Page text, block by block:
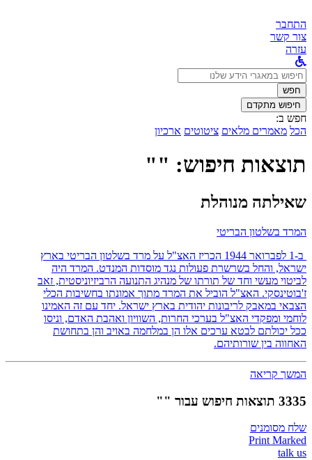
התחבר
צור קשר
עזרה
לחפש
ב:חפש
חיפוש מתקדם
חפש ב:
הכל מאמרים מלאים ציטוטים ארכיון
תוצאות חיפוש: ""
שאילתה מנוהלת
המרד בשלטון הבריטי
ב-1 לפברואר 1944 הכריז האצ"ל על מרד בשלטון הבריטי בארץ
ישראל, והחל בשרשרת פעולות נגד מוסדות המנדט. המרד היה
לביטוי מעשי וחד של תורתו של מנהיג התנועה הרביזיוניסטית, זאב
ז'בוטינסקי. האצ"ל הוביל את המרד מתוך אמונתו בחשיבות הכלי
הצבאי במאבק לריבונות יהודית בארץ ישראל. יחד עם זה האמינו
לוחמי ומפקדי האצ"ל בערכי החרות, השוויון ואהבת האדם, וניסו
ככל יכולתם לבטא ערכים אלו הן במלחמה באויב והן בתחושת
האחווה בין שורותיהם.
המשך קריאה
3335 תוצאות חיפוש עבור ""
שלח מסומנים
Print Marked
talk us